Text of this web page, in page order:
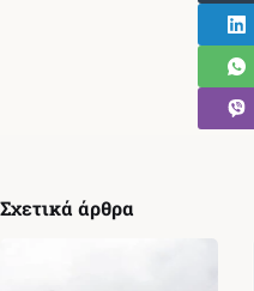
Σχετικά άρθρα